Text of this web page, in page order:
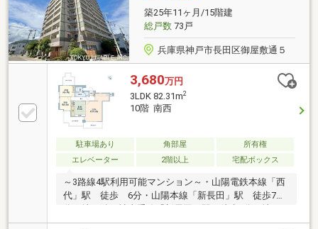
なる【お金】のこと、イチからご説明します。見学予
約の詳細はイベント情報をご確認ください♪
築25年11ヶ月/15階建
総戸数73戸
兵庫県神戸市長田区御屋敷通５
3,680万円
3LDK 82.31m2
10階 南西
駐車場あり 角部屋
所有権
エレベーター
2階以上 宅配ボックス
～3路線4駅利用可能マンション～・山陽電鉄本線「西
代」駅 徒歩 6分・山陽本線「新長田」駅 徒歩7
鉄西神山手線「板宿」駅 徒歩8分■壁芯82.31㎡(24.89